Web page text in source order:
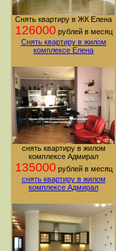
Снять квартиру в ЖК Елена
126000рублей в месяц
Снять квартиру в жилом
комплексе Елена
снять квартиру в жилом
комплексе Адмирал
135000рублей в месяц
снять квартиру в жилом
комплексе Адмирал